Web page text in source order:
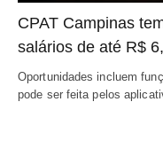
CPAT Campinas
salários de até R$
Oportunidades incluem
pode ser feita pelos